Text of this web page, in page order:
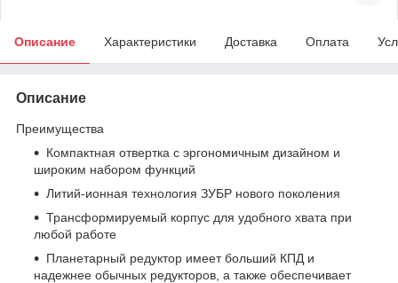
Описание Характеристики Доставка Оплата
Описание
Преимущества
Компактная отвертка с эргономичным дизайном и
широким набором функций
Литий-ионная технология ЗУБР нового поколения
Трансформируемый корпус для удобного хвата при
любой работе
Планетарный редуктор имеет больший КПД и
надежнее обычных редукторов, а также обеспечивает